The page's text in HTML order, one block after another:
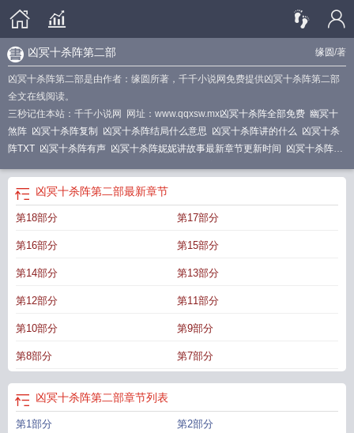
缘圆/著
凶冥十杀阵第二部
凶冥十杀阵第二部是由作者：缘圆所著，千千小说网免费提供凶冥十杀阵第二部
全文在线阅读。
三秒记住本站：千千小说网 网址：www.qqxsw.mx凶冥十杀阵全部免费 幽冥十
煞阵 凶冥十杀阵复制 凶冥十杀阵结局什么意思 凶冥十杀阵讲的什么 凶冥十杀
阵TXT 凶冥十杀阵有声 凶冥十杀阵妮妮讲故事最新章节更新时间 凶冥十杀阵结
阵百度百科
凶冥十杀阵类似的 凶冥十杀阵剧情简介
阵作者
铁凶冥十杀阵第二部 凶冥十杀阵完整版凶冥十杀阵妮妮版
剧凶冥十杀阵 有声 凶冥十杀阵幕后黑手凶冥十杀阵广播剧
度凶冥十杀阵齐名三大恐怖 凶冥十杀阵三部曲顺序
凶冥十杀阵第二部最新章节
第18部分 第17部分
第16部分 第15部分
第14部分 第13部分
第12部分 第11部分
第10部分 第9部分
第8部分 第7部分
凶冥十杀阵第二部章节列表
第1部分 第2部分